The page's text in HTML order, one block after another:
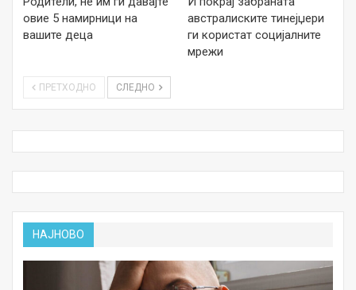
овие 5 намирници на
вашите деца
австралиските тинејџери
ги користат социјалните
мрежи
ПРЕТХОДНО СЛЕДНО
НАЈНОВО